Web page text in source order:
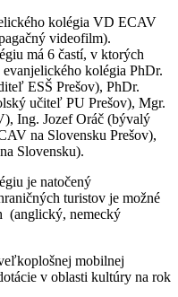
kolégia VD ECAV
videofilm).
má 6 častí, v ktorých
kolégia PhDr.
ESŠ Prešov), PhDr.
učiteľ PU Prešov), Mgr.
Ing. Jozef Oráč (bývalý
na Slovensku Prešov),
Slovensku).
je natočený
turistov je možné
(anglický, nemecký
mobilnej
v oblasti kultúry na rok